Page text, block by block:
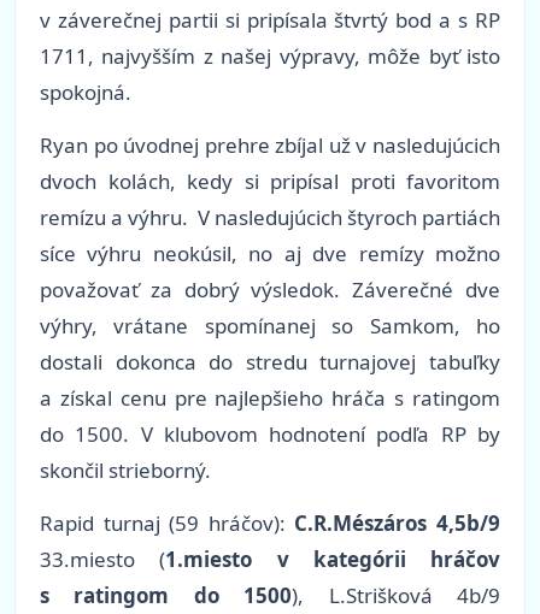
v záverečnej partii si pripísala štvrtý bod a s RP
1711, najvyšším z našej výpravy, môže byť isto
spokojná.
Ryan po úvodnej prehre zbíjal už v nasledujúcich
dvoch kolách, kedy si pripísal proti favoritom
remízu a výhru. V nasledujúcich štyroch partiách
síce výhru neokúsil, no aj dve remízy možno
považovať za dobrý výsledok. Záverečné dve
výhry, vrátane spomínanej so Samkom, ho
dostali dokonca do stredu turnajovej tabuľky
a získal cenu pre najlepšieho hráča s ratingom
do 1500. V klubovom hodnotení podľa RP by
skončil strieborný.
Rapid turnaj (59 hráčov): C.R.Mészáros 4,5b/9
33.miesto (1.miesto v kategórii hráčov
s ratingom do 1500), L.Strišková 4b/9